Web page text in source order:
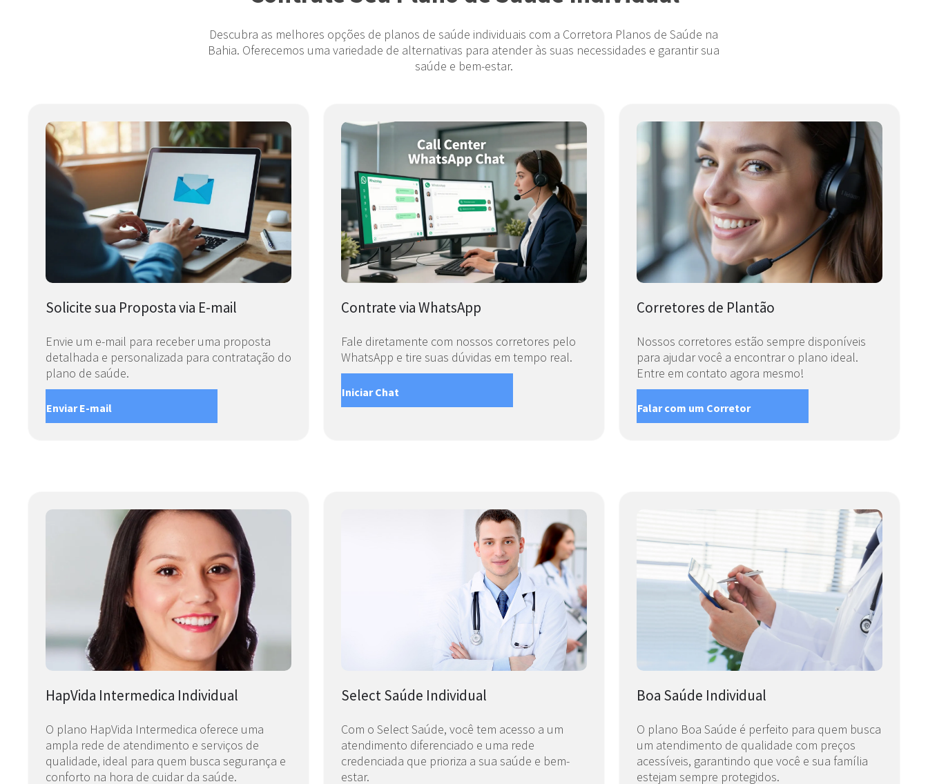
Descubra as melhores opções de planos de saúde individuais com a Corretora Planos de Saúde na
Bahia. Oferecemos uma variedade de alternativas para atender às suas necessidades e garantir sua
saúde e bem-estar.
Solicite sua Proposta via E-mail
Envie um e-mail para receber uma proposta
detalhada e personalizada para contratação do
plano de saúde.
Enviar E-mail
Contrate via WhatsApp
Fale diretamente com nossos corretores pelo
WhatsApp e tire suas dúvidas em tempo real.
Iniciar Chat
Corretores de Plantão
Nossos corretores estão sempre disponíveis
para ajudar você a encontrar o plano ideal.
Entre em contato agora mesmo!
Falar com um Corretor
HapVida Intermedica Individual
O plano HapVida Intermedica oferece uma
ampla rede de atendimento e serviços de
qualidade, ideal para quem busca segurança e
conforto na hora de cuidar da saúde.
Select Saúde Individual
Com o Select Saúde, você tem acesso a um
atendimento diferenciado e uma rede
credenciada que prioriza a sua saúde e bem-
estar.
Boa Saúde Individual
O plano Boa Saúde é perfeito para quem busca
um atendimento de qualidade com preços
acessíveis, garantindo que você e sua família
estejam sempre protegidos.